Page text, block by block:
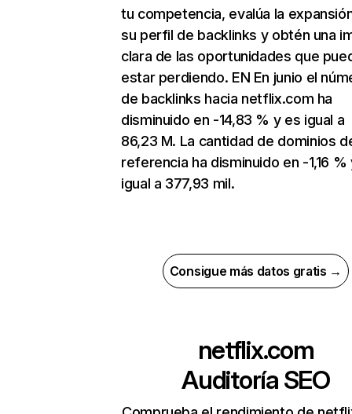
tu competencia, evalúa la
su perfil de backlinks y obtén una
clara de las oportunidades que
estar perdiendo. EN En junio el
de backlinks hacia netflix.com ha
disminuido en -14,83 % y es igual a
86,23 M. La cantidad de dominios
referencia ha disminuido en -1,16 %
igual a 377,93 mil.
Consigue más datos gratis →
netflix.com
Auditoría SEO